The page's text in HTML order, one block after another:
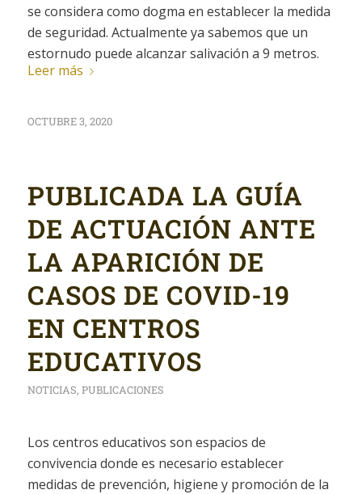
se considera como dogma en establecer la medida
de seguridad. Actualmente ya sabemos que un
estornudo puede alcanzar salivación a 9 metros.
Leer más
OCTUBRE 3, 2020
PUBLICADA LA GUÍA
DE ACTUACIÓN ANTE
LA APARICIÓN DE
CASOS DE COVID-19
EN CENTROS
EDUCATIVOS
NOTICIAS, PUBLICACIONES
Los centros educativos son espacios de
convivencia donde es necesario establecer
medidas de prevención, higiene y promoción de la